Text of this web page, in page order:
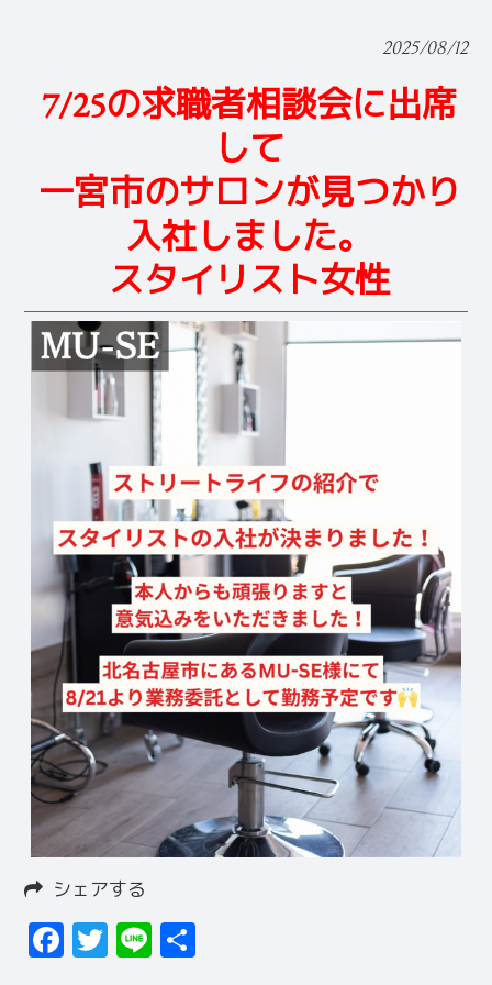
2025/08/12
7/25の求職者相談会に出席
して
一宮市のサロンが見つかり
入社しました。
スタイリスト女性
シェアする
Facebook
Twitter
Line